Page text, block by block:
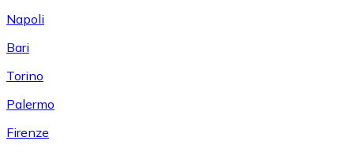
Napoli
Bari
Torino
Palermo
Firenze